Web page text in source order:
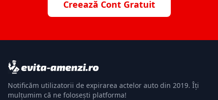
Creează Cont Gratuit
Notificăm utilizatorii de expirarea actelor auto din 2019. Îți
mulțumim că ne folosești platforma!